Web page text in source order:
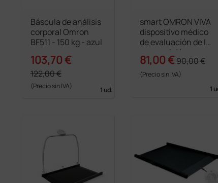
Báscula de análisis
corporal Omron
BF511 - 150 kg - azul
103,70 €
122,00 €
(Precio sin IVA) 1 ud.
smart OMRON VIVA
dispositivo médico
de evaluación de la
composición
corporal - bluetooth
81,00 €90,00 €
(Precio sin IVA)
1